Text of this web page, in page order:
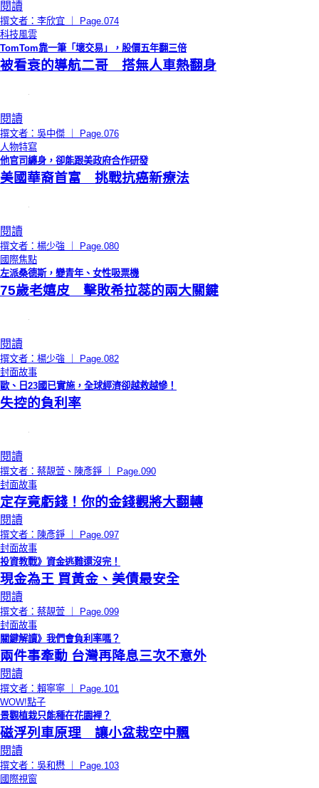
閱讀
撰文者：李欣宜 ｜ Page.074
科技風雲
TomTom靠一筆「壞交易」，股價五年翻三倍
被看衰的導航二哥 搭無人車熱翻身
閱讀
撰文者：吳中傑 ｜ Page.076
人物特寫
他官司纏身，卻能跟美政府合作研發
美國華裔首富 挑戰抗癌新療法
閱讀
撰文者：楊少強 ｜ Page.080
國際焦點
左派桑德斯，變青年、女性吸票機
75歲老嬉皮 擊敗希拉蕊的兩大關鍵
閱讀
撰文者：楊少強 ｜ Page.082
封面故事
歐、日23國已實施，全球經濟卻越救越慘！
失控的負利率
閱讀
撰文者：蔡靚萱、陳彥錚 ｜ Page.090
封面故事
定存竟虧錢！你的金錢觀將大翻轉
閱讀
撰文者：陳彥錚 ｜ Page.097
封面故事
投資教戰》資金逃難還沒完！
現金為王 買黃金、美債最安全
閱讀
撰文者：蔡靚萱 ｜ Page.099
封面故事
關鍵解讀》我們會負利率嗎？
兩件事牽動 台灣再降息三次不意外
閱讀
撰文者：賴寧寧 ｜ Page.101
WOW!點子
景觀植栽只能種在花園裡？
磁浮列車原理 讓小盆栽空中飄
閱讀
撰文者：吳和懋 ｜ Page.103
國際視窗